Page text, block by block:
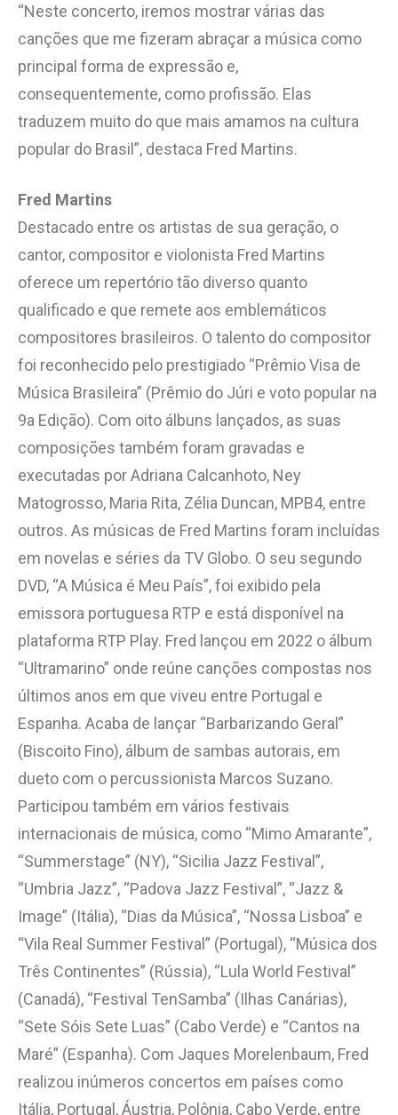
“Neste concerto, iremos mostrar várias das
canções que me fizeram abraçar a música como
principal forma de expressão e,
consequentemente, como profissão. Elas
traduzem muito do que mais amamos na cultura
popular do Brasil”, destaca Fred Martins.
Fred Martins
Destacado entre os artistas de sua geração, o
cantor, compositor e violonista Fred Martins
oferece um repertório tão diverso quanto
qualificado e que remete aos emblemáticos
compositores brasileiros. O talento do compositor
foi reconhecido pelo prestigiado “Prêmio Visa de
Música Brasileira” (Prêmio do Júri e voto popular na
9a Edição). Com oito álbuns lançados, as suas
composições também foram gravadas e
executadas por Adriana Calcanhoto, Ney
Matogrosso, Maria Rita, Zélia Duncan, MPB4, entre
outros. As músicas de Fred Martins foram incluídas
em novelas e séries da TV Globo. O seu segundo
DVD, “A Música é Meu País”, foi exibido pela
emissora portuguesa RTP e está disponível na
plataforma RTP Play. Fred lançou em 2022 o álbum
“Ultramarino” onde reúne canções compostas nos
últimos anos em que viveu entre Portugal e
Espanha. Acaba de lançar “Barbarizando Geral”
(Biscoito Fino), álbum de sambas autorais, em
dueto com o percussionista Marcos Suzano.
Participou também em vários festivais
internacionais de música, como “Mimo Amarante”,
“Summerstage” (NY), “Sicilia Jazz Festival”,
“Umbria Jazz”, “Padova Jazz Festival”, “Jazz &
Image” (Itália), “Dias da Música”, “Nossa Lisboa” e
“Vila Real Summer Festival” (Portugal), “Música dos
Três Continentes” (Rússia), “Lula World Festival”
(Canadá), “Festival TenSamba” (Ilhas Canárias),
“Sete Sóis Sete Luas” (Cabo Verde) e “Cantos na
Maré” (Espanha). Com Jaques Morelenbaum, Fred
realizou inúmeros concertos em países como
Itália, Portugal, Áustria, Polônia, Cabo Verde, entre